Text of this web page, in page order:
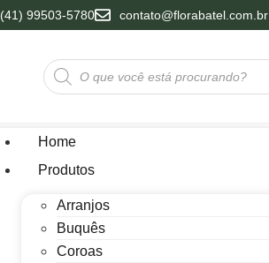
(41) 99503-5780 contato@florabatel.com.br
Home
Produtos
Arranjos
Buquês
Coroas